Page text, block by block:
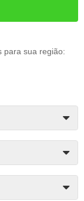
para sua região: